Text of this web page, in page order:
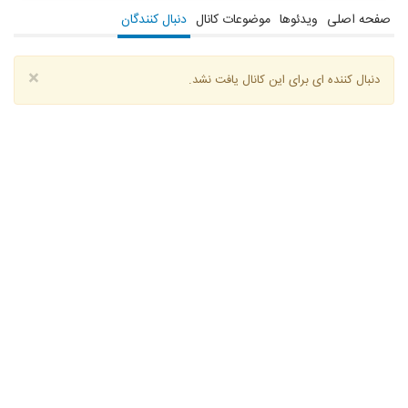
صفحه اصلی ویدئوها موضوعات کانال دنبال کنندگان
× دنبال کننده ای برای این کانال یافت نشد.